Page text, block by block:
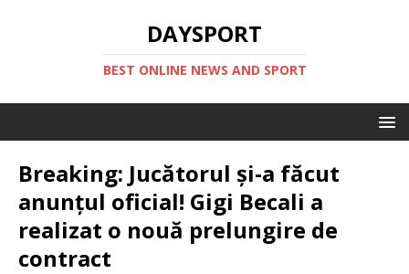
DAYSPORT
BEST ONLINE NEWS AND SPORT
Breaking: Jucătorul și-a făcut
anunțul oficial! Gigi Becali a
realizat o nouă prelungire de
contract